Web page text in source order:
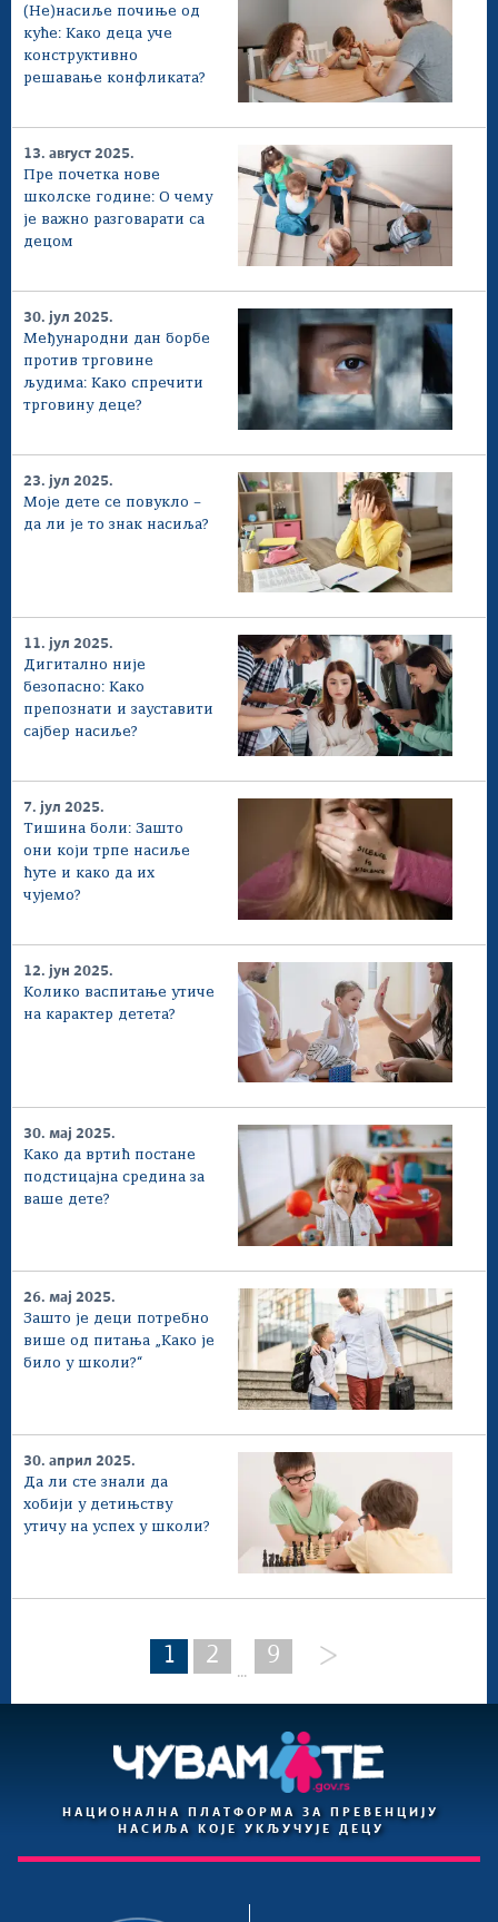
(Не)насиље почиње од
куће: Како деца уче
конструктивно
решавање конфликата?
13. август 2025.
Пре почетка нове
школске године: О чему
је важно разговарати са
децом
30. јул 2025.
Међународни дан борбе
против трговине
људима: Како спречити
трговину деце?
23. јул 2025.
Моје дете се повукло –
да ли је то знак насиља?
11. јул 2025.
Дигитално није
безопасно: Како
препознати и зауставити
сајбер насиље?
7. јул 2025.
Тишина боли: Зашто
они који трпе насиље
ћуте и како да их
чујемо?
12. јун 2025.
Колико васпитање утиче
на карактер детета?
30. мај 2025.
Како да вртић постане
подстицајна средина за
ваше дете?
26. мај 2025.
Зашто је деци потребно
више од питања „Како је
било у школи?“
30. април 2025.
Да ли сте знали да
хобији у детињству
утичу на успех у школи?
1 2
...
9
НАЦИОНАЛНА ПЛАТФОРМА ЗА ПРЕВЕНЦИЈУ
НАСИЉА КОЈЕ УКЉУЧУЈЕ ДЕЦУ